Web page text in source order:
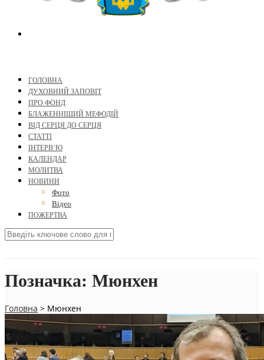
ГОЛОВНА
ДУХОВНИЙ ЗАПОВІТ
ПРО ФОНД
БЛАЖЕННІШИЙ МЕФОДІЙ
ВІД СЕРЦЯ ДО СЕРЦЯ
СТАТТІ
ІНТЕРВ’Ю
КАЛЕНДАР
МОЛИТВА
НОВИНИ
Фото
Відео
ПОЖЕРТВА
Позначка: Мюнхен
Головна > Мюнхен